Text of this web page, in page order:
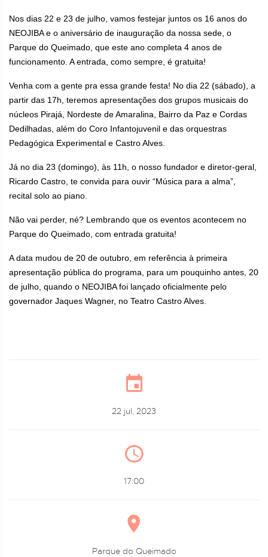
Nos dias 22 e 23 de julho, vamos festejar juntos os 16 anos do
NEOJIBA e o aniversário de inauguração da nossa sede, o
Parque do Queimado, que este ano completa 4 anos de
funcionamento. A entrada, como sempre, é gratuita!
Venha com a gente pra essa grande festa! No dia 22 (sábado), a
partir das 17h, teremos apresentações dos grupos musicais do
núcleos Pirajá, Nordeste de Amaralina, Bairro da Paz e Cordas
Dedilhadas, além do Coro Infantojuvenil e das orquestras
Pedagógica Experimental e Castro Alves.
Já no dia 23 (domingo), às 11h, o nosso fundador e diretor-geral,
Ricardo Castro, te convida para ouvir “Música para a alma”,
recital solo ao piano.
Não vai perder, né? Lembrando que os eventos acontecem no
Parque do Queimado, com entrada gratuita!
A data mudou de 20 de outubro, em referência à primeira
apresentação pública do programa, para um pouquinho antes, 20
de julho, quando o NEOJIBA foi lançado oficialmente pelo
governador Jaques Wagner, no Teatro Castro Alves.
22 jul, 2023
17:00
Parque do Queimado